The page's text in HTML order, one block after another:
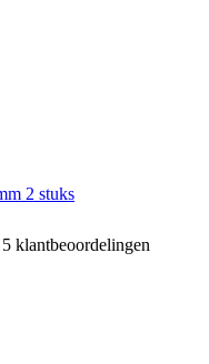
2 stuks
klantbeoordelingen